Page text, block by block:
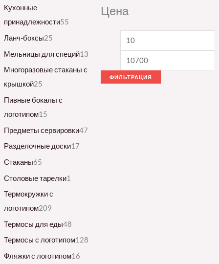
Кухонные
принадлежности55
Ланч-боксы25
Мельницы для специй13
Многоразовые стаканы с
крышкой25
Пивные бокалы с
логотипом15
Предметы сервировки47
Разделочные доски17
Стаканы65
Столовые тарелки1
Термокружки с
логотипом209
Термосы для еды48
Термосы с логотипом128
Фляжки с логотипом16
Цена
ФИЛЬТРАЦИЯ